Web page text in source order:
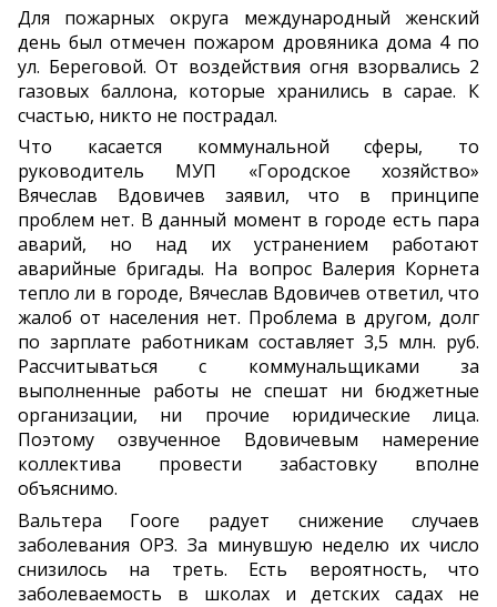
Для пожарных округа международный женский
день был отмечен пожаром дровяника дома 4 по
ул. Береговой. От воздействия огня взорвались 2
газовых баллона, которые хранились в сарае. К
счастью, никто не пострадал.
Что касается коммунальной сферы, то
руководитель МУП «Городское хозяйство»
Вячеслав Вдовичев заявил, что в принципе
проблем нет. В данный момент в городе есть пара
аварий, но над их устранением работают
аварийные бригады. На вопрос Валерия Корнета
тепло ли в городе, Вячеслав Вдовичев ответил, что
жалоб от населения нет. Проблема в другом, долг
по зарплате работникам составляет 3,5 млн. руб.
Рассчитываться с коммунальщиками за
выполненные работы не спешат ни бюджетные
организации, ни прочие юридические лица.
Поэтому озвученное Вдовичевым намерение
коллектива провести забастовку вполне
объяснимо.
Вальтера Гооге радует снижение случаев
заболевания ОРЗ. За минувшую неделю их число
снизилось на треть. Есть вероятность, что
заболеваемость в школах и детских садах не